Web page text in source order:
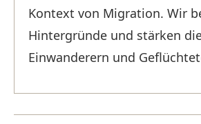
Kontext von Migration. Wir
Hintergründe und stärken
Einwanderern und